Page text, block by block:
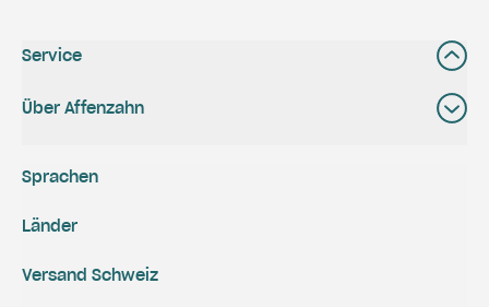
Service
Über Affenzahn
Versand Schweiz
Sprachen
Länder